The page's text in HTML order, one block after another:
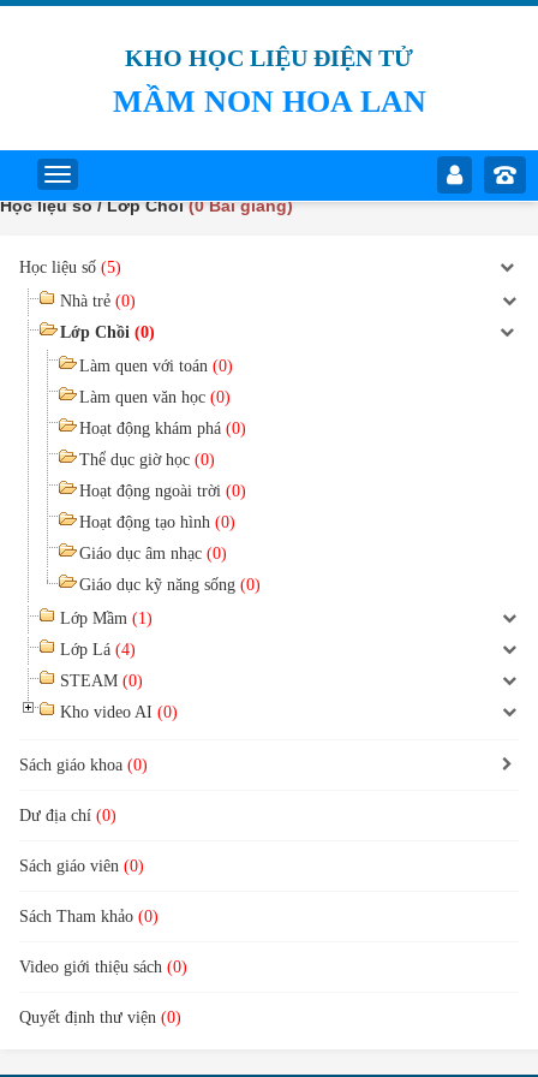
KHO HỌC LIỆU ĐIỆN TỬ
MẦM NON HOA LAN
Học liệu số / Lớp Chồi(0 Bài giảng)
Học liệu số (5)
Nhà trẻ (0)
Lớp Chồi (0)
Làm quen với toán (0)
Làm quen văn học (0)
Hoạt động khám phá (0)
Thể dục giờ học (0)
Hoạt động ngoài trời (0)
Hoạt động tạo hình (0)
Giáo dục âm nhạc (0)
Giáo dục kỹ năng sống (0)
Lớp Mầm (1)
Lớp Lá (4)
STEAM (0)
Kho video AI (0)
Sách giáo khoa (0)
Dư địa chí (0)
Sách giáo viên (0)
Sách Tham khảo (0)
Video giới thiệu sách (0)
Quyết định thư viện (0)